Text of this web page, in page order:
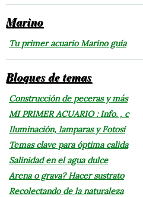
Marino
Tu primer acuario Marino guía
Bloques de temas
Construcción de peceras y más
MI PRIMER ACUARIO : Info. , c
Iluminación, lamparas y Fotosí
Temas clave para óptima calida
Salinidad en el agua dulce
Arena o grava? Hacer sustrato
Recolectando de la naturaleza